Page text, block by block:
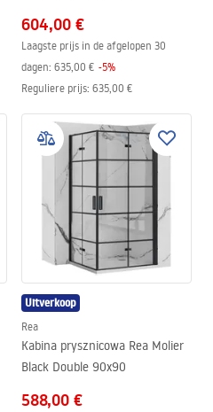
604,00 €
Laagste prijs in de afgelopen 30
dagen: 635,00 € -5%
Reguliere prijs: 635,00 €
Uitverkoop
Rea
Kabina prysznicowa Rea Molier
Black Double 90x90
588,00 €